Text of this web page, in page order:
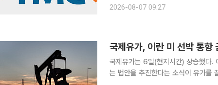
계약 규모는 1540만달러(약 220억
2026-08-07 09:27
국제유가, 이란 미 선박 통
국제유가는 6일(현지시간) 상승했다.
는 법안을 추진한다는 소식이 유가를 끌어올렸다. 뉴욕상업거래소